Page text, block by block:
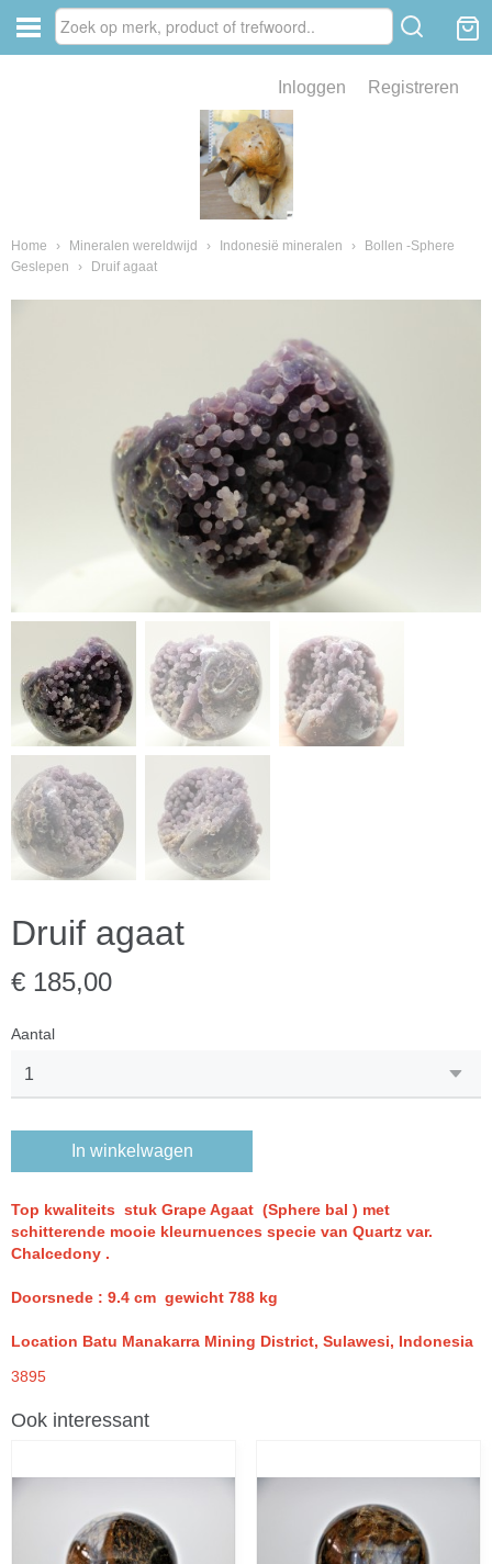
Inloggen Registreren
Home › Mineralen wereldwijd › Indonesië mineralen ›
Bollen -Sphere
Geslepen
› Druif agaat
Druif agaat
€ 185,00
Aantal
In winkelwagen
Top kwaliteits stuk Grape Agaat (Sphere bal ) met
schitterende mooie kleurnuences specie van Quartz var.
Chalcedony .
Doorsnede : 9.4 cm gewicht 788 kg
Location Batu Manakarra Mining District, Sulawesi, Indonesia
3895
Ook interessant
van fossielen en mineralen